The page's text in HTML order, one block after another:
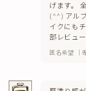
げます。
(^^) アル
イクにも
部レビュ
匿名希望 ｜